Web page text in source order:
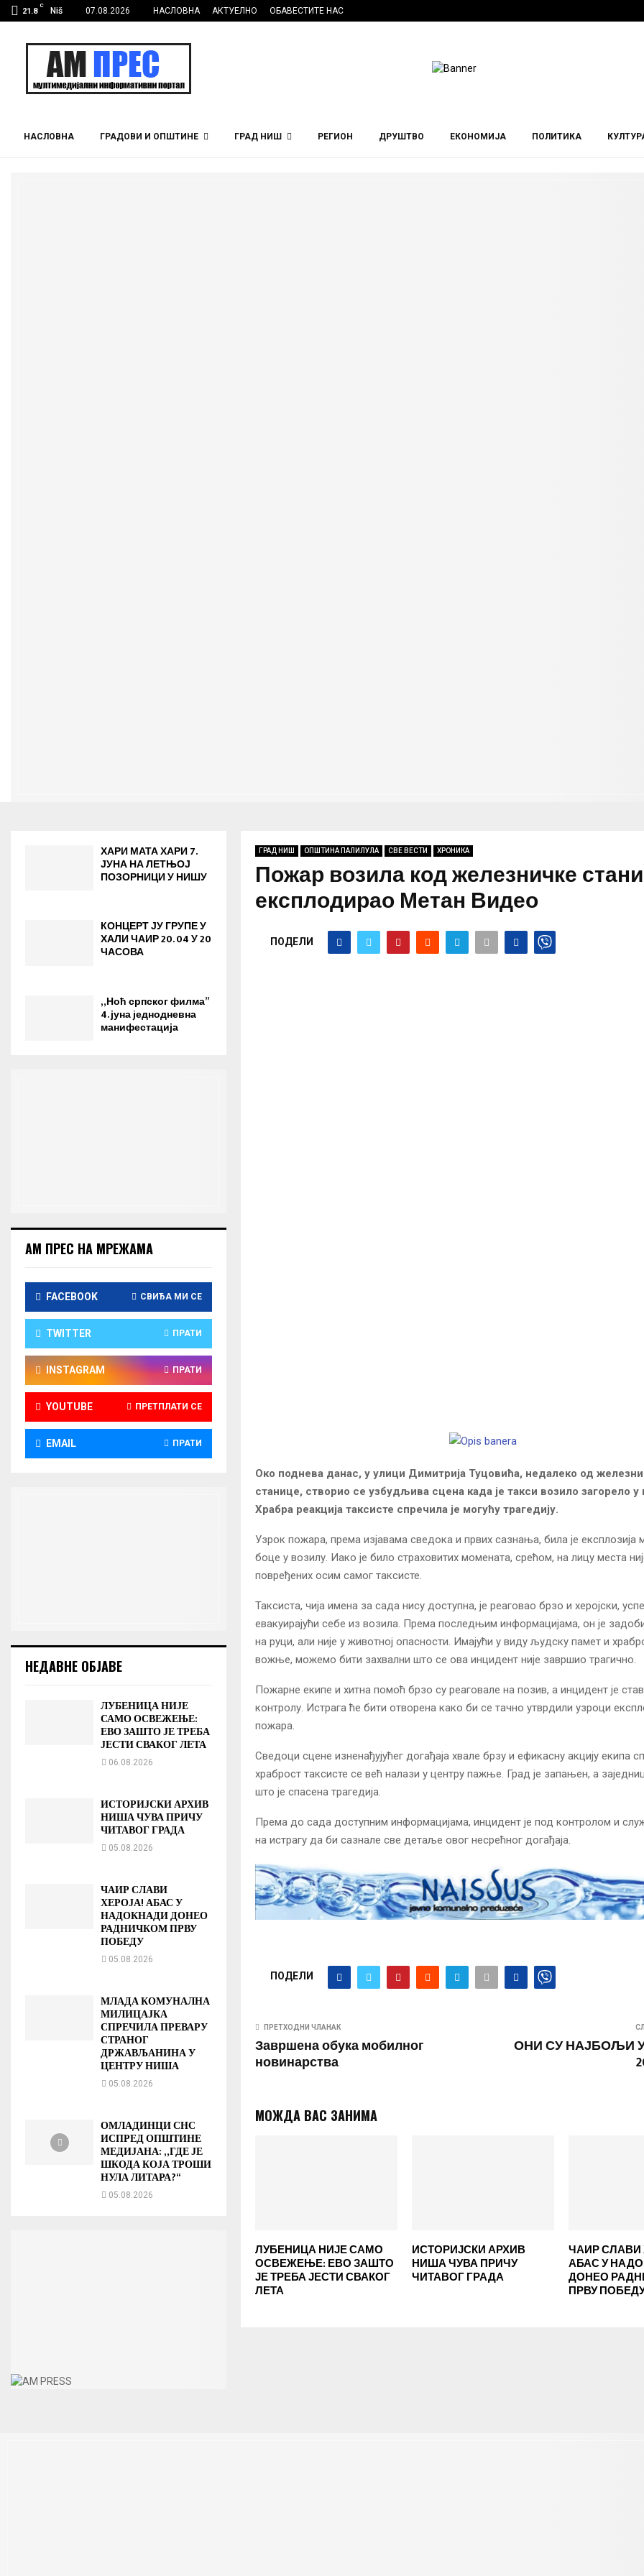
21.8
C
Niš 07.08.2026 НАСЛОВНА АКТУЕЛНО ОБАВЕСТИТЕ НАС
НАСЛОВНА ГРАДОВИ И ОПШТИНЕ ГРАД НИШ РЕГИОН ДРУШТВО ЕКОНОМИЈА ПОЛИТИКА
ГРАД НИШ ОПШТИНА ПАЛИЛУЛА СВЕ ВЕСТИ ХРОНИКА
Пожар возила код железничке
експлодирао Метан Видео
ПОДЕЛИ
Око поднева данас, у улици Димитрија Туцовића, недалеко од
станице, створио се узбудљива сцена када је такси возило загорело у
Храбра реакција таксисте спречила је могућу трагедију.
Узрок пожара, према изјавама сведока и првих сазнања, била је експлозија
боце у возилу. Иако је било страховитих момената, срећом, на лицу места
повређених осим самог таксисте.
Таксиста, чија имена за сада нису доступна, је реаговао брзо и херојски,
евакуирајући себе из возила. Према последњим информацијама, он је
на руци, али није у животној опасности. Имајући у виду људску памет и
вожње, можемо бити захвални што се ова инцидент није завршио трагично.
Пожарне екипе и хитна помоћ брзо су реаговале на позив, а инцидент је
контролу. Истрага ће бити отворена како би се тачно утврдили узроци
пожара.
Сведоци сцене изненађујућег догађаја хвале брзу и ефикасну акцију екипа
храброст таксисте се већ налази у центру пажње. Град је запањен, а
што је спасена трагедија.
Према до сада доступним информацијама, инцидент је под контролом и
на истрагу да би сазнале све детаље овог несрећног догађаја.
ПОДЕЛИ
ПРЕТХОДНИ ЧЛАНАК
Завршена обука мобилног
новинарства
ОНИ СУ НАЈБОЉИ
МОЖДА ВАС ЗАНИМА
ЛУБЕНИЦА НИЈЕ САМО
ОСВЕЖЕЊЕ: ЕВО ЗАШТО
ЈЕ ТРЕБА ЈЕСТИ СВАКОГ
ЛЕТА
ИСТОРИЈСКИ АРХИВ
НИША ЧУВА ПРИЧУ
ЧИТАВОГ ГРАДА
ЧАИР СЛАВИ
АБАС У
ДОНЕО
ПРВУ
ХАРИ МАТА ХАРИ 7.
ЈУНА НА ЛЕТЊОЈ
ПОЗОРНИЦИ У НИШУ
КОНЦЕРТ ЈУ ГРУПЕ У
ХАЛИ ЧАИР 20. 04 У 20
ЧАСОВА
„Ноћ српског филма”
4. јуна jеднодневна
манифестација
АМ ПРЕС НА МРЕЖАМА
FACEBOOK СВИЂА МИ СЕ
TWITTER ПРАТИ
INSTAGRAM ПРАТИ
YOUTUBE ПРЕТПЛАТИ СЕ
EMAIL ПРАТИ
НЕДАВНЕ ОБЈАВЕ
ЛУБЕНИЦА НИЈЕ
САМО ОСВЕЖЕЊЕ:
ЕВО ЗАШТО ЈЕ ТРЕБА
ЈЕСТИ СВАКОГ ЛЕТА
06.08.2026
ИСТОРИЈСКИ АРХИВ
НИША ЧУВА ПРИЧУ
ЧИТАВОГ ГРАДА
05.08.2026
ЧАИР СЛАВИ
ХЕРОЈА! АБАС У
НАДОКНАДИ ДОНЕО
РАДНИЧКОМ ПРВУ
ПОБЕДУ
05.08.2026
МЛАДА КОМУНАЛНА
МИЛИЦАЈКА
СПРЕЧИЛА ПРЕВАРУ
СТРАНОГ
ДРЖАВЉАНИНА У
ЦЕНТРУ НИША
05.08.2026
ОМЛАДИНЦИ СНС
ИСПРЕД ОПШТИНЕ
МЕДИЈАНА: „ГДЕ ЈЕ
ШКОДА КОЈА ТРОШИ
НУЛА ЛИТАРА?“
05.08.2026